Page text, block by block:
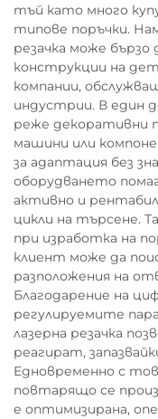
тъй като много
типове поръчки.
резачка може бързо
конструкции на
компании,
индустрии. В един
реже декоративни
машини или
за адаптация без
оборудването
активно и
цикли на търсене.
при изработка на
клиент може да
разположения на
Благодарение на
регулируемите
лазерна резачка
реагират,
Едновременно с
повтарящо се
е оптимизирана,